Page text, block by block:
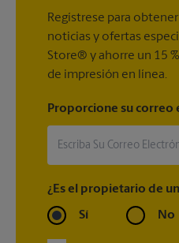
Regístrese para
noticias y ofertas
Store® y ahorre un 15
de impresión en línea.
Proporcione su correo
¿Es el propietario de
Sí No